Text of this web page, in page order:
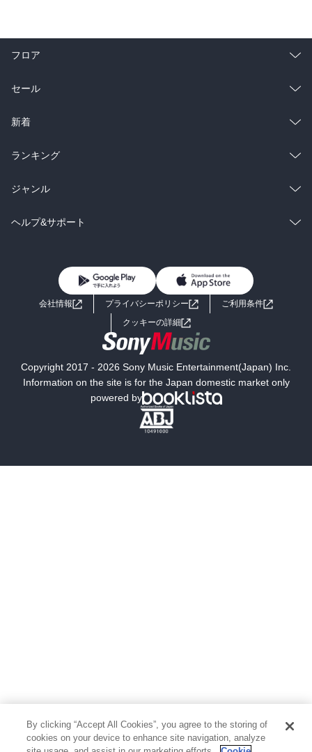
フロア
総合
ラノベ
雑誌・グラビア
BL・TL
セール
総合
ラノベ
雑誌・グラビア
BL・TL
新着
総合
ラノベ
雑誌・グラビア
ランキング
総合
ラノベ
ジャンル
コミック
ライトノベル 男子向けラノベ
小説
海外小説
ミステリー SF
文学
芸術・アート 映画・音楽・演劇
写真集 教養
ヘルプ&サポート
よくあるご質問 お問い合わせ
会社情報 プライバシーポリシー
ご利用条件
クッキーの詳細
Copyright 2017 - 2026 Sony Music Entertainment(Japan) Inc.
Information on the site is for the Japan domestic market only
powered by
By clicking “Accept All Cookies”, you agree to the storing of
cookies on your device to enhance site navigation, analyze